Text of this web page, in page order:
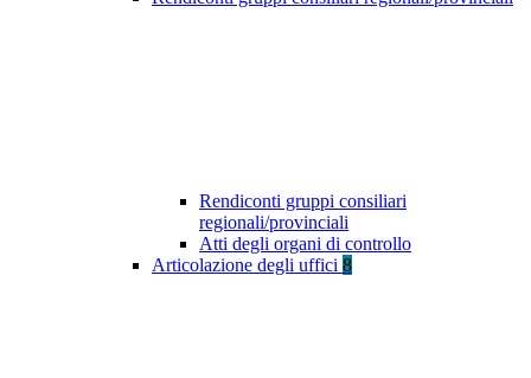
Rendiconti gruppi consiliari
regionali/provinciali
Atti degli organi di controllo
Articolazione degli uffici 8